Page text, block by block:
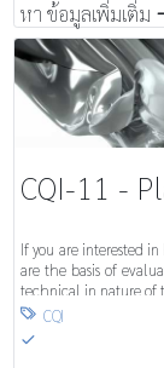
หา ข้อมูลเพิ่มเติ่ม
CQI-11 -
If you are interested
are the basis of
technical in nature of
 CQI
S